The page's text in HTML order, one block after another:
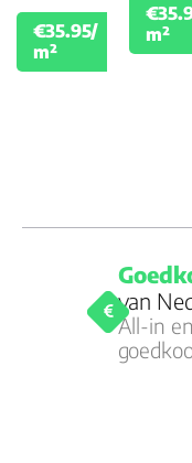
€35.95/
m²
€39.95
m²
van
All-in en